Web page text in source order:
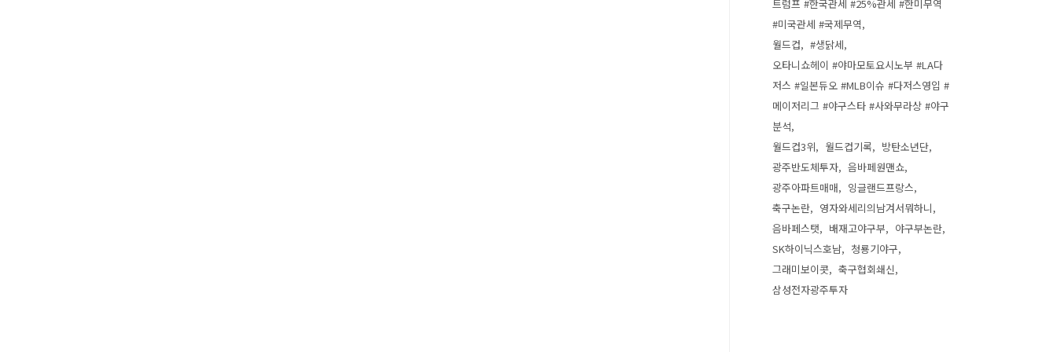
트럼프 #한국관세 #25%관세 #한미무역
#미국관세 #국제무역
월드컵
#생닭세
오타니쇼헤이 #야마모토요시노부 #LA다
저스 #일본듀오 #MLB이슈 #다저스영입 #
메이저리그 #야구스타 #사와무라상 #야구
분석
월드컵3위
월드컵기록
방탄소년단
광주반도체투자
음바페원맨쇼
광주아파트매매
잉글랜드프랑스
축구논란
영자와세리의남겨서뭐하니
음바페스탯
배재고야구부
야구부논란
SK하이닉스호남
청룡기야구
그래미보이콧
축구협회쇄신
삼성전자광주투자